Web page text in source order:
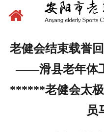
老健会结束载誉
——滑县老年体
******老健会太
员